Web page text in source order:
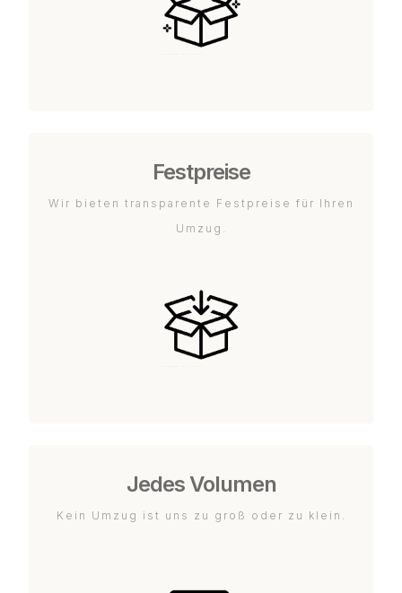
Festpreise
Wir bieten transparente Festpreise für Ihren
Umzug.
Jedes Volumen
Kein Umzug ist uns zu groß oder zu klein.